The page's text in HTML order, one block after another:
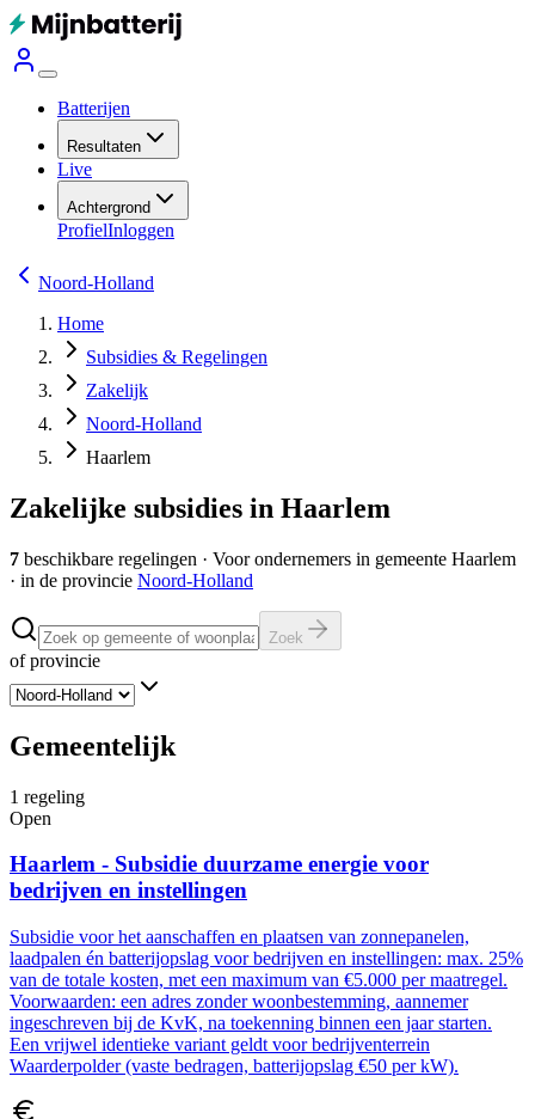
Batterijen
Resultaten
Live
Achtergrond
ProfielInloggen
Noord-Holland
Home
Subsidies & Regelingen
Zakelijk
Noord-Holland
Haarlem
Zakelijke subsidies in Haarlem
7 beschikbare regelingen · Voor ondernemers in gemeente Haarlem
· in de provincie Noord-Holland
Zoek
of provincie
Gemeentelijk
1 regeling
Open
Haarlem - Subsidie duurzame energie voor
bedrijven en instellingen
Subsidie voor het aanschaffen en plaatsen van zonnepanelen,
laadpalen én batterijopslag voor bedrijven en instellingen: max. 25%
van de totale kosten, met een maximum van €5.000 per maatregel.
Voorwaarden: een adres zonder woonbestemming, aannemer
ingeschreven bij de KvK, na toekenning binnen een jaar starten.
Een vrijwel identieke variant geldt voor bedrijventerrein
Waarderpolder (vaste bedragen, batterijopslag €50 per kW).